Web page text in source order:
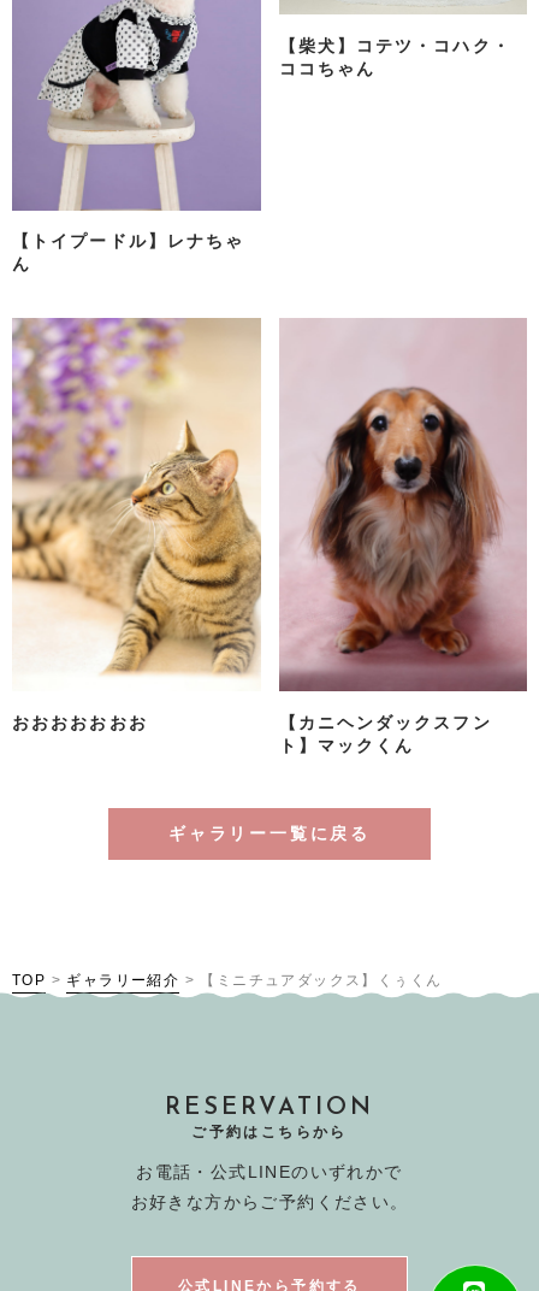
【トイプードル】レナちゃ
ん
【柴犬】コテツ・コハク・
ココちゃん
おおおおおおお
【カニヘンダックスフン
ト】マックくん
ギャラリー一覧に戻る
TOP > ギャラリー紹介 > 【ミニチュアダックス】くぅくん
RESERVATION
ご予約はこちらから
お電話・公式LINEのいずれかで
お好きな方からご予約ください。
公式LINEから予約する